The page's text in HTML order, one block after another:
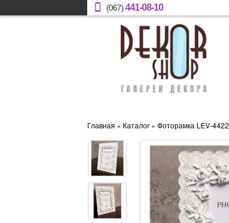
(067)441-08-10
Главная » Каталог » Фоторамка LEV-4422